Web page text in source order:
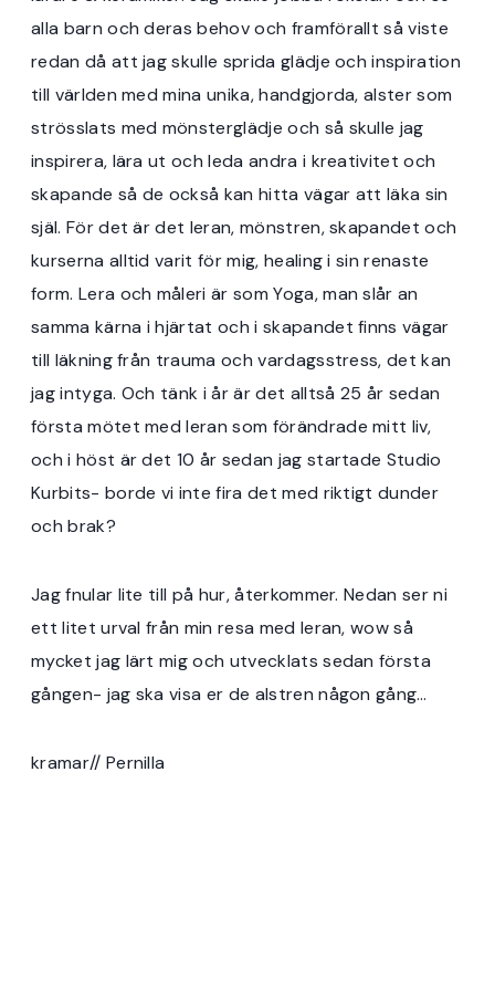
alla barn och deras behov och framförallt så viste
redan då att jag skulle sprida glädje och inspiration
till världen med mina unika, handgjorda, alster som
strösslats med mönsterglädje och så skulle jag
inspirera, lära ut och leda andra i kreativitet och
skapande så de också kan hitta vägar att läka sin
själ. För det är det leran, mönstren, skapandet och
kurserna alltid varit för mig, healing i sin renaste
form. Lera och måleri är som Yoga, man slår an
samma kärna i hjärtat och i skapandet finns vägar
till läkning från trauma och vardagsstress, det kan
jag intyga. Och tänk i år är det alltså 25 år sedan
första mötet med leran som förändrade mitt liv,
och i höst är det 10 år sedan jag startade Studio
Kurbits- borde vi inte fira det med riktigt dunder
och brak?
Jag fnular lite till på hur, återkommer. Nedan ser ni
ett litet urval från min resa med leran, wow så
mycket jag lärt mig och utvecklats sedan första
gången- jag ska visa er de alstren någon gång…
kramar// Pernilla